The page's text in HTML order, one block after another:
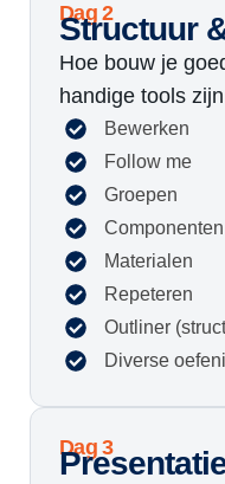
Dag 2
Structuur
Hoe bouw je
handige tools
Bewerken
Follow me
Groepen
Componenten
Materialen
Repeteren
Outliner
Diverse
Dag 3